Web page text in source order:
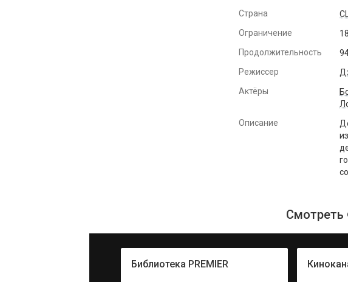
Страна
Ограничение
Продолжительность
Режиссер
Актёры
Описание
Смотреть
Библиотека PREMIER